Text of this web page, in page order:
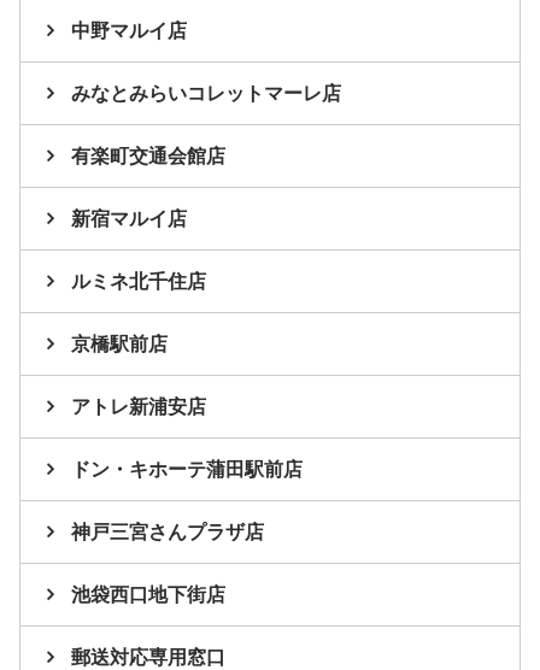
中野マルイ店
みなとみらいコレットマーレ店
有楽町交通会館店
新宿マルイ店
ルミネ北千住店
京橋駅前店
アトレ新浦安店
ドン・キホーテ蒲田駅前店
神戸三宮さんプラザ店
池袋西口地下街店
郵送対応専用窓口